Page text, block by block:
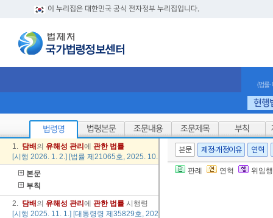
이 누리집은 대한민국 공식 전자정부 누리집입니다.
(법률
현행
법령명 법령본문 조문내용 조문제목 부칙
1. 담배 의 유해성 관리 에 관한 법률
[시행 2026. 1. 2.] [법률 제21065호, 2025. 10. 1., 타법개정]
본문
부칙
2. 담배 의 유해성 관리 에 관한 법률 시행령
[시행 2025. 11. 1.] [대통령령 제35829호, 2025. 10. 21., 제정]
본문 제정·개정이유 연혁
판례 연혁 위임